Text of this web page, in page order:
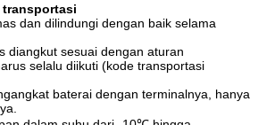
transportasi
dan dilindungi dengan baik selama
diangkut sesuai dengan aturan
selalu diikuti (kode transportasi
baterai dengan terminalnya, hanya